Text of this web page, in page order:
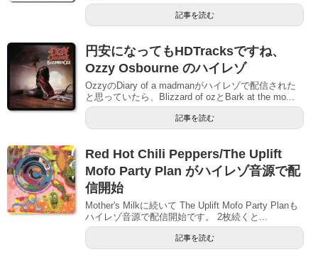
記事を読む
円安になってもHDTracksですね、
Ozzy Osbourne のハイレゾ
OzzyのDiary of a madmanがハイレゾで配信された
と思っていたら、Blizzard of ozとBark at the mo...
記事を読む
Red Hot Chili Peppers/The Uplift
Mofo Party Plan がハイレゾ音源で配
信開始
Mother's Milkに続いて The Uplift Mofo Party Planも
ハイレゾ音源で配信開始です。 2枚続くと...
記事を読む